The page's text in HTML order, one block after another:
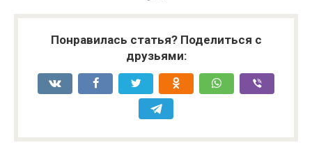
Понравилась статья? Поделиться с
друзьями: